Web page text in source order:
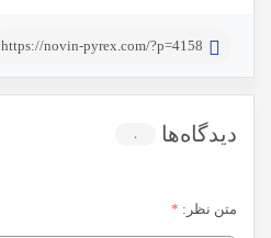
https://novin-pyrex.com/?p=4158
دیدگاه‌ها ۰
متن نظر: *